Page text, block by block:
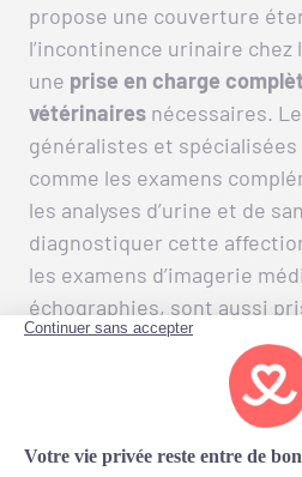
propose une couverture
l’incontinence urinaire chez
une prise en charge
vétérinaires nécessaires.
généralistes et
comme les examens
les analyses d’urine et de
diagnostiquer cette
les examens d’imagerie
échographies, sont aussi
identifier la cause sous-
intervention chirurgicale
Goodflair couvre également
urinaires. Enfin, les
frais de pharmacie sont